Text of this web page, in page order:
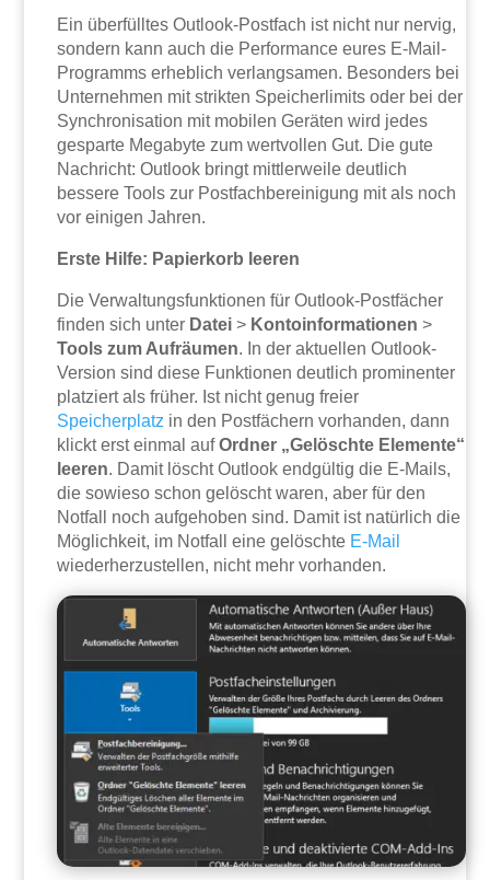
Ein überfülltes Outlook-Postfach ist nicht nur nervig,
sondern kann auch die Performance eures E-Mail-
Programms erheblich verlangsamen. Besonders bei
Unternehmen mit strikten Speicherlimits oder bei der
Synchronisation mit mobilen Geräten wird jedes
gesparte Megabyte zum wertvollen Gut. Die gute
Nachricht: Outlook bringt mittlerweile deutlich
bessere Tools zur Postfachbereinigung mit als noch
vor einigen Jahren.
Erste Hilfe: Papierkorb leeren
Die Verwaltungsfunktionen für Outlook-Postfächer
finden sich unter Datei > Kontoinformationen >
Tools zum Aufräumen. In der aktuellen Outlook-
Version sind diese Funktionen deutlich prominenter
platziert als früher. Ist nicht genug freier
Speicherplatz in den Postfächern vorhanden, dann
klickt erst einmal aufOrdner „Gelöschte Elemente“
leeren. Damit löscht Outlook endgültig die E-Mails,
die sowieso schon gelöscht waren, aber für den
Notfall noch aufgehoben sind. Damit ist natürlich die
Möglichkeit, im Notfall eine gelöschte E-Mail
wiederherzustellen, nicht mehr vorhanden.